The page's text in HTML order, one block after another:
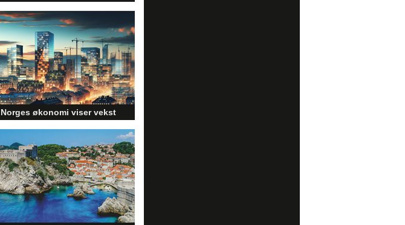
– hvordan få bedre
rekkevidde?
Elbiler (EV) representerer
fremtiden for transport, men deres
effektivitet under utfordrende
vinterforhold kan være en
utfordring.
Norges økonomi viser vekst
og påvirker byggebransjen
Den norske økonomien har vist
jevn vekst de siste tre kvartalene,
noe som skaper optimisme på
tvers av ulike sektorer.
Byggebransjen er spesielt godt
posisjonert til å dra nytte av denne
økonomiske oppgangen.